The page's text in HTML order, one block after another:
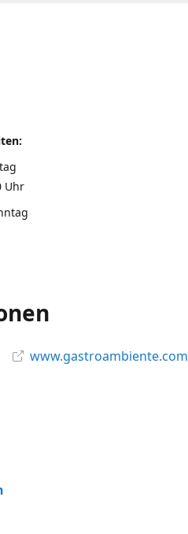
Uhr
www.gastroambiente.com